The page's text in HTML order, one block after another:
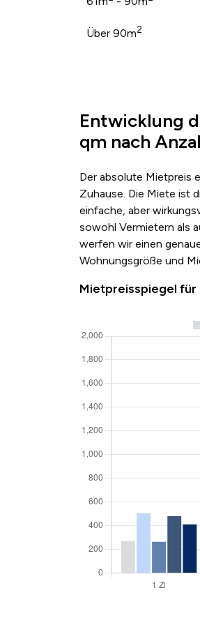
Über 90m2
Entwicklung
qm nach
Der absolute Mietpreis
Zuhause. Die Miete ist
einfache, aber
sowohl Vermietern als
werfen wir einen
Wohnungsgröße und
Mietpreisspiegel für